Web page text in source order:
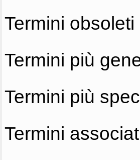
Termini obsoleti
Termini più
Termini più
Termini